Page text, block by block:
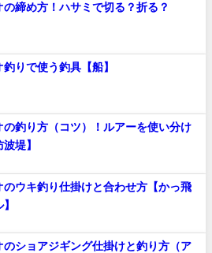
の締め方！ハサミで切る？折る？
釣りで使う釣具【船】
の釣り方（コツ）！ルアーを使い分け
堤】
のウキ釣り仕掛けと合わせ方【かっ飛
のショアジギング仕掛けと釣り方（ア